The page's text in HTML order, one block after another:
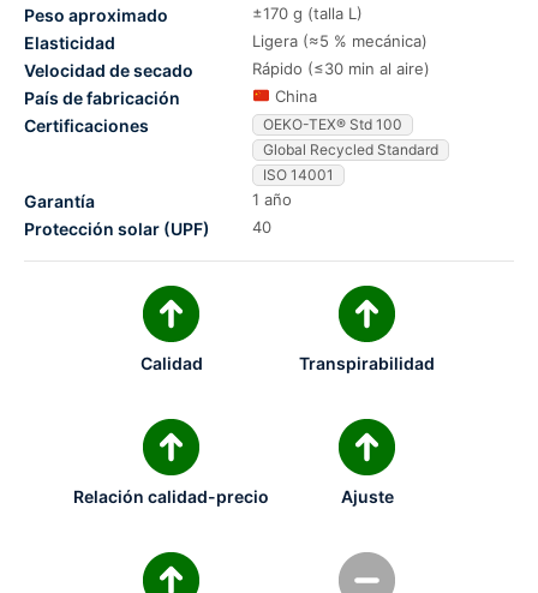
Peso aproximado ±170 g (talla L)
Elasticidad Ligera (≈5 % mecánica)
Velocidad de secado Rápido (≤30 min al aire)
País de fabricación China
Certificaciones
OEKO-TEX® Std 100
Global Recycled Standard
ISO 14001
Garantía 1 año
Protección solar (UPF) 40
Calidad Transpirabilidad
Relación calidad-precio Ajuste